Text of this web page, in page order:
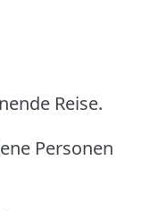
Reise.
Personen